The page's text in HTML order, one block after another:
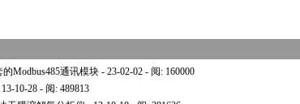
Modbus485通讯模块 - 23-02-02 - 阅: 160000
10-28 - 阅: 489813